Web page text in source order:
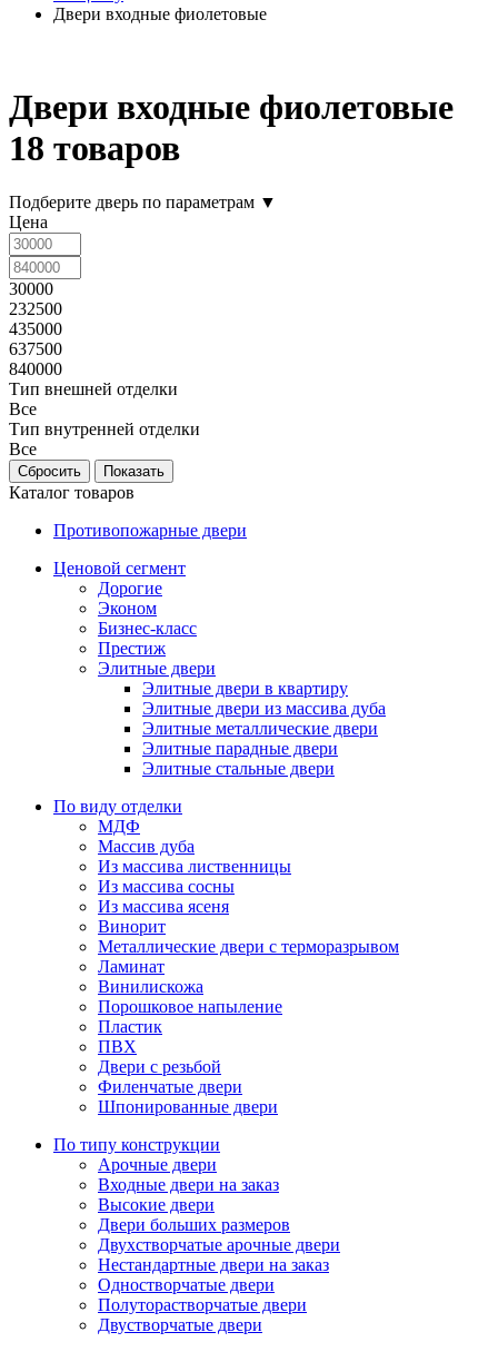
Двери входные фиолетовые
Двери входные фиолетовые
18 товаров
Подберите дверь по параметрам ▼
Цена
30000
232500
435000
637500
840000
Тип внешней отделки
Все
Тип внутренней отделки
Все
Каталог товаров
Противопожарные двери
Ценовой сегмент
Дорогие
Эконом
Бизнес-класс
Престиж
Элитные двери
Элитные двери в квартиру
Элитные двери из массива дуба
Элитные металлические двери
Элитные парадные двери
Элитные стальные двери
По виду отделки
МДФ
Массив дуба
Из массива лиственницы
Из массива сосны
Из массива ясеня
Винорит
Металлические двери с терморазрывом
Ламинат
Винилискожа
Порошковое напыление
Пластик
ПВХ
Двери с резьбой
Филенчатые двери
Шпонированные двери
По типу конструкции
Арочные двери
Входные двери на заказ
Высокие двери
Двери больших размеров
Двухстворчатые арочные двери
Нестандартные двери на заказ
Одностворчатые двери
Полуторастворчатые двери
Двустворчатые двери